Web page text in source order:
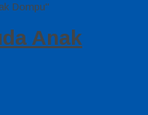
Dompu"
Anak